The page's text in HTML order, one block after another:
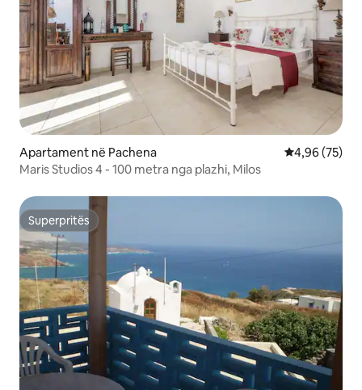
Apartament në Pachena Vlerësimi
4,96 (75)
Maris Studios 4 - 100 metra nga plazhi, Milos
Superpritës
Superpritës